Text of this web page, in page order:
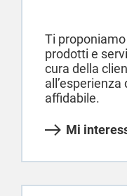
Ti
prodotti e
cura della
affidabile.
Mi